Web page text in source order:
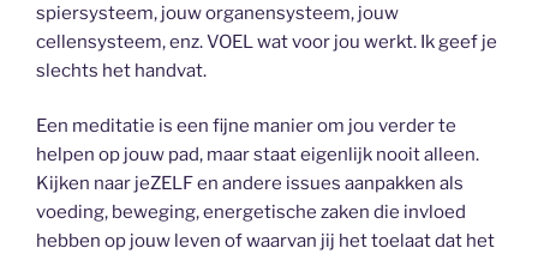
spiersysteem, jouw organensysteem, jouw
cellensysteem, enz. VOEL wat voor jou werkt. Ik geef je
slechts het handvat.
Een meditatie is een fijne manier om jou verder te
helpen op jouw pad, maar staat eigenlijk nooit alleen.
Kijken naar jeZELF en andere issues aanpakken als
voeding, beweging, energetische zaken die invloed
hebben op jouw leven of waarvan jij het toelaat dat het